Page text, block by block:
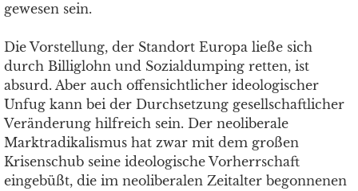
gewesen sein.
Die Vorstellung, der Standort Europa ließe sich
durch Billiglohn und Sozialdumping retten, ist
absurd. Aber auch offensichtlicher ideologischer
Unfug kann bei der Durchsetzung gesellschaftlicher
Veränderung hilfreich sein. Der neoliberale
Marktradikalismus hat zwar mit dem großen
Krisenschub seine ideologische Vorherrschaft
eingebüßt, die im neoliberalen Zeitalter begonnenen